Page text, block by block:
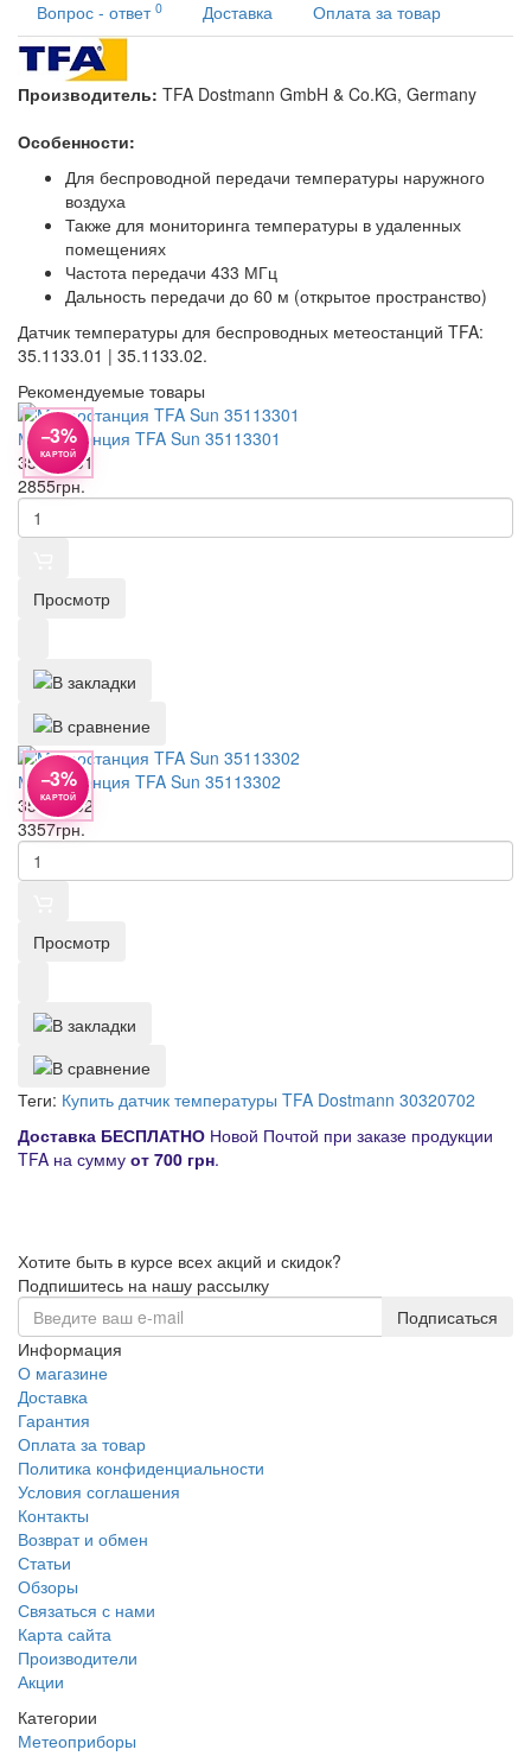
Вопрос - ответ 0 Доставка Оплата за товар
Производитель: TFA Dostmann GmbH & Co.KG, Germany
Особенности:
Для беспроводной передачи температуры наружного
воздуха
Также для мониторинга температуры в удаленных
помещениях
Частота передачи 433 МГц
Дальность передачи до 60 м (открытое пространство)
Датчик температуры для беспроводных метеостанций TFA:
35.1133.01 | 35.1133.02.
Рекомендуемые товары
−3%
КАРТОЙ
Метеостанция TFA Sun 35113301
35113301
2855грн.
Просмотр
−3%
КАРТОЙ
Метеостанция TFA Sun 35113302
35113302
3357грн.
Просмотр
Теги: Купить датчик температуры TFA Dostmann 30320702
Доставка БЕСПЛАТНО Новой Почтой при заказе продукции
TFA на сумму от 700 грн.
Хотите быть в курсе всех акций и скидок?
Подпишитесь на нашу рассылку
Подписаться
Информация
О магазине
Доставка
Гарантия
Оплата за товар
Политика конфиденциальности
Условия соглашения
Контакты
Возврат и обмен
Статьи
Обзоры
Связаться с нами
Карта сайта
Производители
Акции
Категории
Метеоприборы